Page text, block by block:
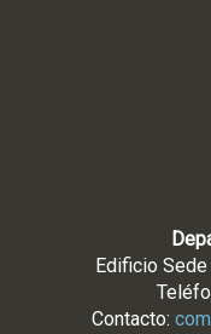
Edificio
Contacto: